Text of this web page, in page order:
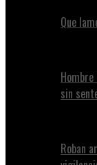
Que
sin
Roban